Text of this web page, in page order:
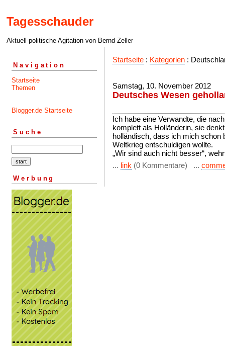
Tagesschauder
Aktuell-politische Agitation von Bernd Zeller
Navigation
Startseite
Themen
Blogger.de Startseite
Suche
Werbung
Startseite : Kategorien :
Samstag, 10. November 2012
Deutsches Wesen
Ich habe eine Verwandte, die
komplett als Holländerin, sie
holländisch, dass ich mich schon
Weltkrieg entschuldigen wollte.
„Wir sind auch nicht besser“,
... link (0 Kommentare) ...